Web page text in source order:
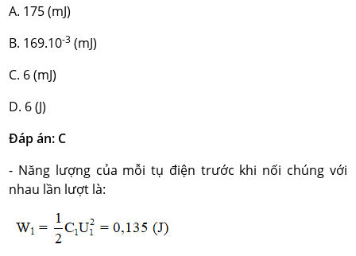
A. 175 (mJ)
B. 169.10-3 (mJ)
C. 6 (mJ)
D. 6 (J)
Đáp án: C
- Năng lượng của mỗi tụ điện trước khi nối chúng với
nhau lần lượt là: